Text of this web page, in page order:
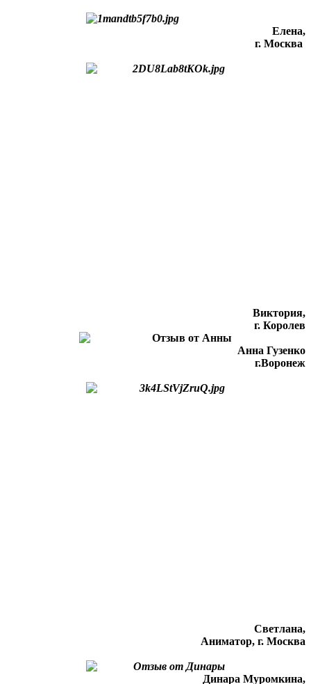
Елена,
г. Москва
Виктория,
г. Королев
Анна Гузенко
г.Воронеж
Светлана,
Аниматор, г. Москва
Динара Муромкина,